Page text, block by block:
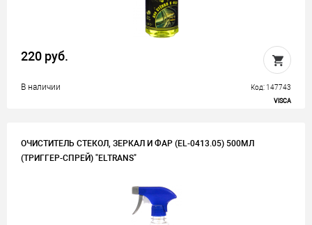
220 руб.
В наличии Код: 147743
VISCA
ОЧИСТИТЕЛЬ СТЕКОЛ, ЗЕРКАЛ И ФАР (EL-0413.05) 500МЛ
(ТРИГГЕР-СПРЕЙ) "ELTRANS"